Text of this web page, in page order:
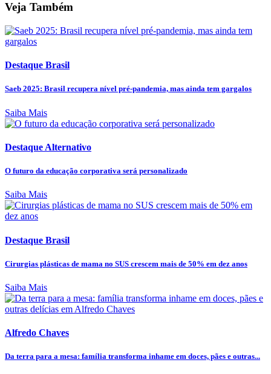
Veja Também
Destaque Brasil
Saeb 2025: Brasil recupera nível pré-pandemia, mas ainda tem gargalos
Saiba Mais
Destaque Alternativo
O futuro da educação corporativa será personalizado
Saiba Mais
Destaque Brasil
Cirurgias plásticas de mama no SUS crescem mais de 50% em dez anos
Saiba Mais
Alfredo Chaves
Da terra para a mesa: família transforma inhame em doces, pães e outras...